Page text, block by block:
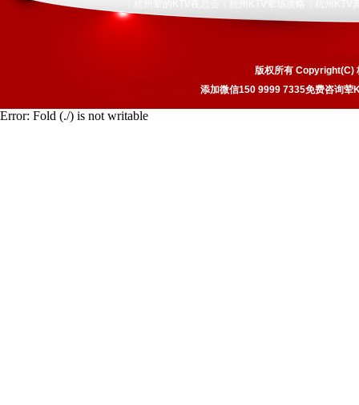
版权所有 Copyright(C)
添加微信150 9999 7335免费咨询荤
Error: Fold (./) is not writable